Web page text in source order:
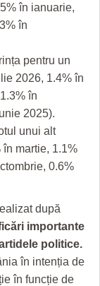
în ianuarie,
în
pentru un
2026, 1.4% în
în
2025).
unui alt
martie, 1.1%
0.6%
după
importante
politice.
în intenția de
în funcție de